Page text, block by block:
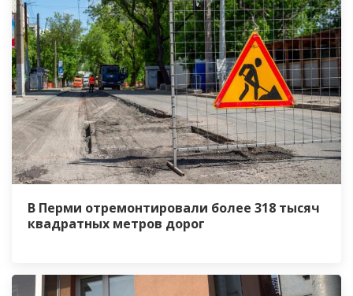
В Перми отремонтировали более 318 тысяч
квадратных метров дорог